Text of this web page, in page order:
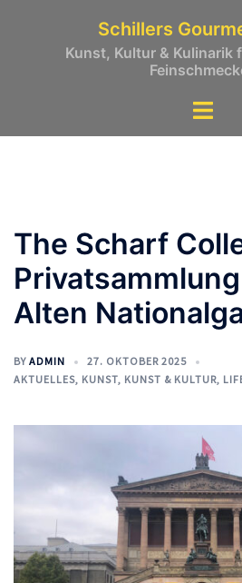
Schillers
Kunst, Kultur & Kulinarik
The Scharf
Alten
BY ADMIN
27. OKTOBER 2025
AKTUELLES, KUNST, KUNST & KULTUR,